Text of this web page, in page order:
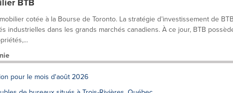
cotée à la Bourse de Toronto. La stratégie d’investissement de
industrielles dans les grands marchés canadiens. À ce jour, BTB
pour le mois d'août 2026